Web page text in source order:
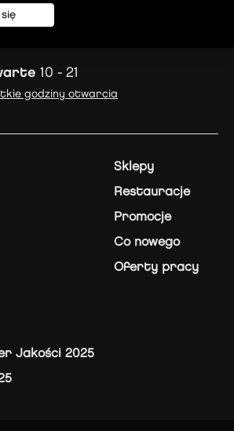
32
10 - 21
godziny otwarcia
Sklepy
Restauracje
Promocje
Co nowego
Oferty pracy
Jakości 2025